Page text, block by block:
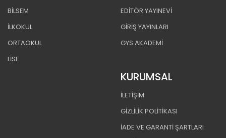
BİLSEM
İLKOKUL
ORTAOKUL
LİSE
EDİTÖR YAYINEVİ
GİRİŞ YAYINLARI
GYS AKADEMİ
KURUMSAL
İLETİŞİM
GİZLİLİK POLİTİKASI
İADE VE GARANTİ ŞARTLARI